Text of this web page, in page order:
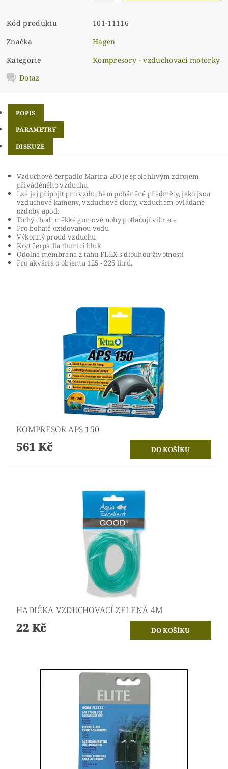
Kód produktu
101-11116
Značka
Hagen
Kategorie
Kompresory - vzduchovací motorky
Dotaz
POPIS
PARAMETRY
DISKUZE
Vzduchové čerpadlo Marina 200 je spolehlivým zdrojem
přiváděného vzduchu.
Lze jej připojit pro vzduchem poháněné předměty, jako jsou
vzduchové kameny, vzduchové clony, vzduchem ovládané
ozdoby apod.
Tichý chod, měkké gumové nohy potlačují vibrace
Pro bohatě oxidovanou vodu
Výkonný proud vzduchu
Kryt čerpadla tlumící hluk
Odolná membrána z tahu FLEX s dlouhou životností
Pro akvária o objemu 125 - 225 litrů.
KOMPRESOR APS 150
561 Kč
HADIČKA VZDUCHOVACÍ ZELENÁ 4M
22 Kč